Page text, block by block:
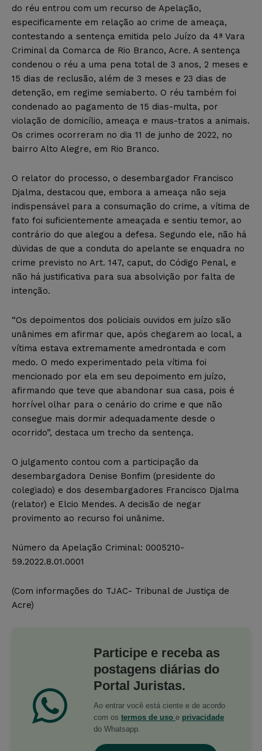
do réu entrou com um recurso de Apelação,
especificamente em relação ao crime de ameaça,
contestando a sentença emitida pelo Juízo da 4ª Vara
Criminal da Comarca de Rio Branco, Acre. A sentença
condenou o réu a uma pena total de 3 anos, 2 meses e
15 dias de reclusão, além de 3 meses e 23 dias de
detenção, em regime semiaberto. O réu também foi
condenado ao pagamento de 15 dias-multa, por
violação de domicílio, ameaça e maus-tratos a animais.
Os crimes ocorreram no dia 11 de junho de 2022, no
bairro Alto Alegre, em Rio Branco.
O relator do processo, o desembargador Francisco
Djalma, destacou que, embora a ameaça não seja
indispensável para a consumação do crime, a vítima de
fato foi suficientemente ameaçada e sentiu temor, ao
contrário do que alegou a defesa. Segundo ele, não há
dúvidas de que a conduta do apelante se enquadra no
crime previsto no Art. 147, caput, do Código Penal, e
não há justificativa para sua absolvição por falta de
intenção.
“Os depoimentos dos policiais ouvidos em juízo são
unânimes em afirmar que, após chegarem ao local, a
vítima estava extremamente amedrontada e com
medo. O medo experimentado pela vítima foi
mencionado por ela em seu depoimento em juízo,
afirmando que teve que abandonar sua casa, pois é
horrível olhar para o cenário do crime e que não
consegue mais dormir adequadamente desde o
ocorrido”, destaca um trecho da sentença.
O julgamento contou com a participação da
desembargadora Denise Bonfim (presidente do
colegiado) e dos desembargadores Francisco Djalma
(relator) e Elcio Mendes. A decisão de negar
provimento ao recurso foi unânime.
Número da Apelação Criminal: 0005210-
59.2022.8.01.0001
(Com informações do TJAC- Tribunal de Justiça de
Acre)
Participe e receba as
postagens diárias do
Portal Juristas.
Ao entrar você está ciente e de acordo
com os termos de uso e privacidade
do Whatsapp.